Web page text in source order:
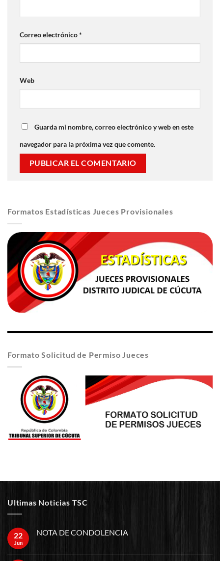
Correo electrónico*
Web
Guarda mi nombre, correo electrónico y web en este
navegador para la próxima vez que comente.
Formatos Estadísticas Jueces Provisionales
Formato Solicitud de Permiso Jueces
Ultimas Noticias TSC
22
Jun
NOTA DE CONDOLENCIA